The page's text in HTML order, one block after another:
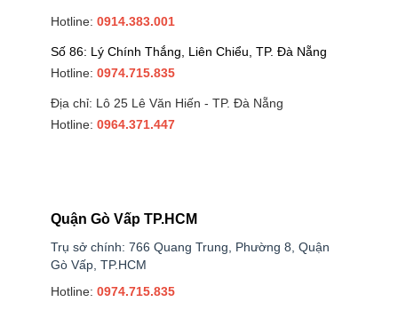
Hotline: 0914.383.001
Số 86: Lý Chính Thắng, Liên Chiểu, TP. Đà Nẵng
Hotline: 0974.715.835
Địa chỉ: Lô 25 Lê Văn Hiến - TP. Đà Nẵng
Hotline: 0964.371.447
Quận Gò Vấp TP.HCM
Trụ sở chính: 766 Quang Trung, Phường 8, Quận
Gò Vấp, TP.HCM
Hotline: 0974.715.835